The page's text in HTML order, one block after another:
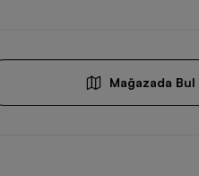
Mağazada Bul